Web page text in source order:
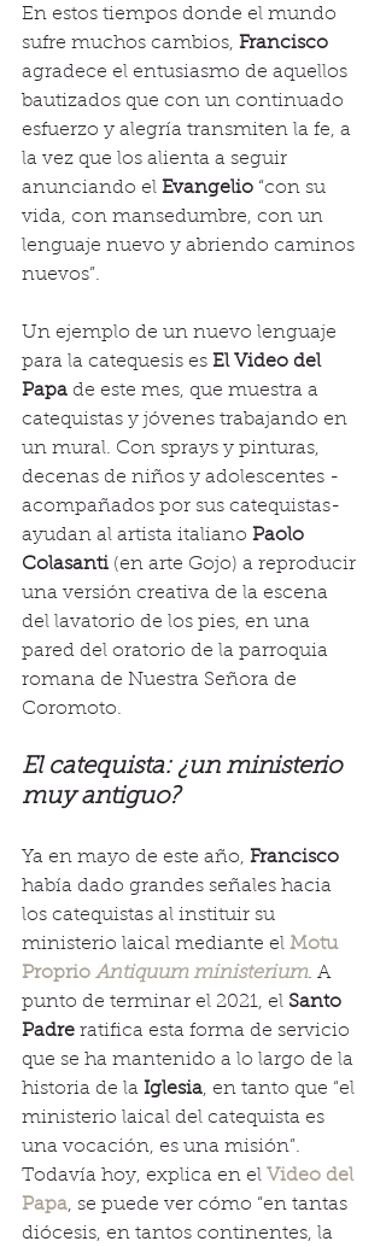
En estos tiempos donde el mundo
sufre muchos cambios, Francisco
agradece el entusiasmo de aquellos
bautizados que con un continuado
esfuerzo y alegría transmiten la fe, a
la vez que los alienta a seguir
anunciando el Evangelio “con su
vida, con mansedumbre, con un
lenguaje nuevo y abriendo caminos
nuevos”.
Un ejemplo de un nuevo lenguaje
para la catequesis es El Video del
Papa de este mes, que muestra a
catequistas y jóvenes trabajando en
un mural. Con sprays y pinturas,
decenas de niños y adolescentes -
acompañados por sus catequistas-
ayudan al artista italiano Paolo
Colasanti (en arte Gojo) a reproducir
una versión creativa de la escena
del lavatorio de los pies, en una
pared del oratorio de la parroquia
romana de Nuestra Señora de
Coromoto.
El catequista: ¿un ministerio
muy antiguo?
Ya en mayo de este año, Francisco
había dado grandes señales hacia
los catequistas al instituir su
ministerio laical mediante el Motu
Proprio Antiquum ministerium. A
punto de terminar el 2021, el Santo
Padre ratifica esta forma de servicio
que se ha mantenido a lo largo de la
historia de la Iglesia, en tanto que “el
ministerio laical del catequista es
una vocación, es una misión”.
Todavía hoy, explica en el Video del
Papa, se puede ver cómo “en tantas
diócesis, en tantos continentes, la